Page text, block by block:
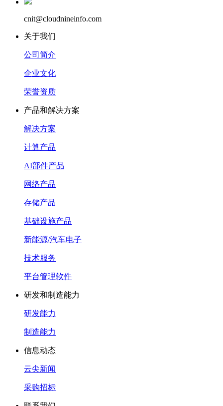
cnit@cloudnineinfo.com
关于我们
公司简介
企业文化
荣誉资质
产品和解决方案
解决方案
计算产品
AI部件产品
网络产品
存储产品
基础设施产品
新能源/汽车电子
技术服务
平台管理软件
研发和制造能力
研发能力
制造能力
信息动态
云尖新闻
采购招标